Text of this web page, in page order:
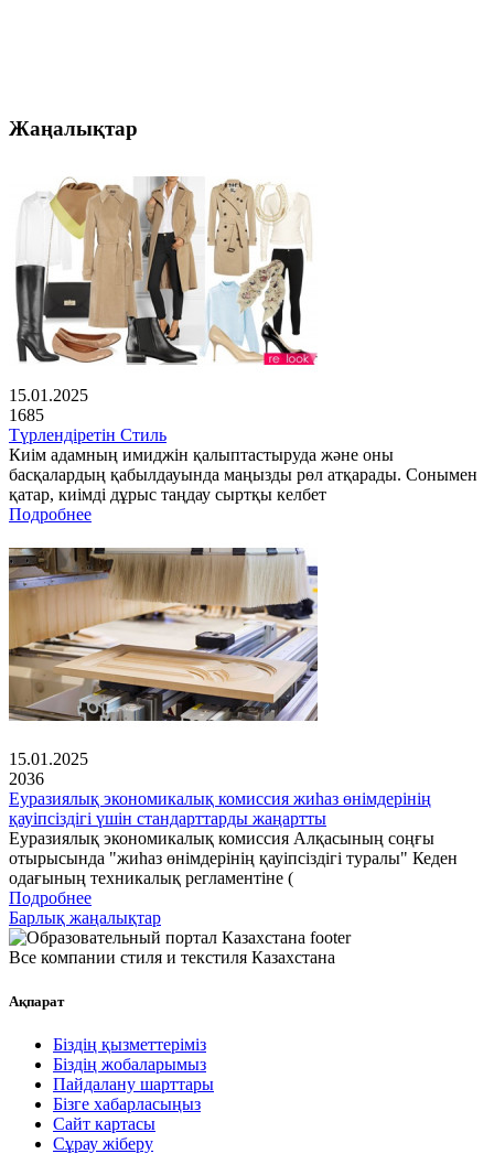
Жаңалықтар
15.01.2025
1685
Түрлендіретін Стиль
Киім адамның имиджін қалыптастыруда және оны
басқалардың қабылдауында маңызды рөл атқарады. Сонымен
қатар, киімді дұрыс таңдау сыртқы келбет
Подробнее
15.01.2025
2036
Еуразиялық экономикалық комиссия жиһаз өнімдерінің
қауіпсіздігі үшін стандарттарды жаңартты
Еуразиялық экономикалық комиссия Алқасының соңғы
отырысында "жиһаз өнімдерінің қауіпсіздігі туралы" Кеден
одағының техникалық регламентіне (
Подробнее
Барлық жаңалықтар
Все компании стиля и текстиля Казахстана
Ақпарат
Біздің қызметтеріміз
Біздің жобаларымыз
Пайдалану шарттары
Бізге хабарласыңыз
Сайт картасы
Сұрау жіберу